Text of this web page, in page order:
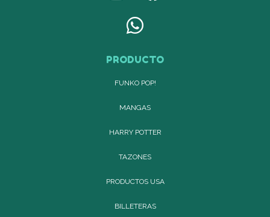
PRODUCTO
FUNKO POP!
MANGAS
HARRY POTTER
TAZONES
PRODUCTOS USA
BILLETERAS